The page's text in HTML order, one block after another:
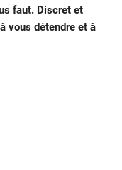
faut. Discret et
vous détendre et à